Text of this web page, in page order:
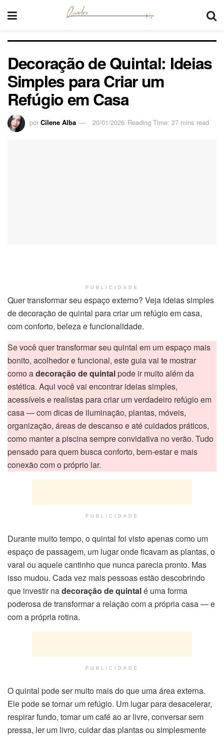
Decoração de Quintal: Ideias
Simples para Criar um
Refúgio em Casa
por Cilene Alba 20/01/2026 Reading Time: 27 mins read
PUBLICIDADE
Quer transformar seu espaço externo? Veja ideias simples
de decoração de quintal para criar um refúgio em casa,
com conforto, beleza e funcionalidade.
Se você quer transformar seu quintal em um espaço mais
bonito, acolhedor e funcional, este guia vai te mostrar
como adecoração de quintalpode ir muito além da
estética. Aqui você vai encontrar ideias simples,
acessíveis e realistas para criar um verdadeiro refúgio em
casa — com dicas de iluminação, plantas, móveis,
organização, áreas de descanso e até cuidados práticos,
como manter a piscina sempre convidativa no verão. Tudo
pensado para quem busca conforto, bem-estar e mais
conexão com o próprio lar.
PUBLICIDADE
Durante muito tempo, o quintal foi visto apenas como um
espaço de passagem, um lugar onde ficavam as plantas, o
varal ou aquele cantinho que nunca parecia pronto. Mas
isso mudou. Cada vez mais pessoas estão descobrindo
que investir nadecoração de quintalé uma forma
poderosa de transformar a relação com a própria casa — e
com a própria rotina.
PUBLICIDADE
O quintal pode ser muito mais do que uma área externa.
Ele pode se tornar um refúgio. Um lugar para desacelerar,
respirar fundo, tomar um café ao ar livre, conversar sem
pressa, ler um livro, cuidar das plantas ou simplesmente